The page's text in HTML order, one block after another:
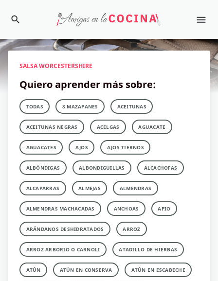
SALSA WORCESTERSHIRE
Quiero aprender más sobre:
TODAS 8 MAZAPANES ACEITUNAS
ACEITUNAS NEGRAS ACELGAS AGUACATE
AGUACATES AJOS AJOS TIERNOS
ALBÓNDIGAS ALBONDIGUILLAS ALCACHOFAS
ALCAPARRAS ALMEJAS ALMENDRAS
ALMENDRAS MACHACADAS ANCHOAS APIO
ARÁNDANOS DESHIDRATADOS ARROZ
ARROZ ARBORIO O CARNOLI ATADILLO DE HIERBAS
ATÚN ATÚN EN CONSERVA ATÚN EN ESCABECHE